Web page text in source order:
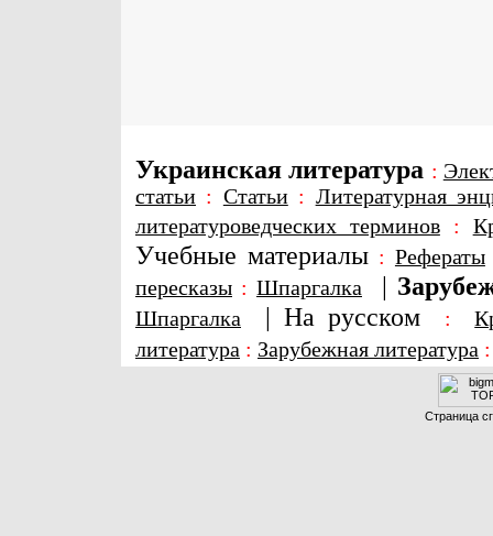
Украинская литература :
статьи : Статьи: Литературная
литературоведческих терминов:
Учебные материалы : Рефераты
пересказы : Шпаргалка |
Шпаргалка | На русском :
литература : Зарубежная литература
Страница